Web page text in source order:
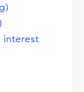
interest